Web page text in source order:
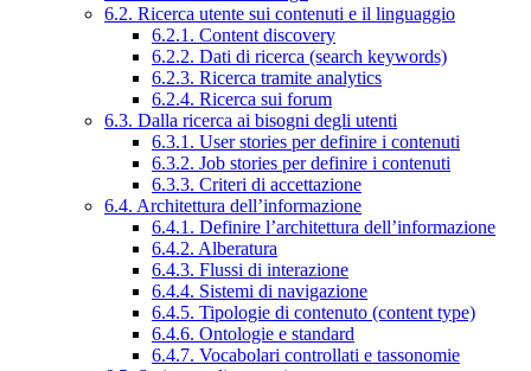
6.2. Ricerca utente sui contenuti e il linguaggio
6.2.1. Content discovery
6.2.2. Dati di ricerca (search keywords)
6.2.3. Ricerca tramite analytics
6.2.4. Ricerca sui forum
6.3. Dalla ricerca ai bisogni degli utenti
6.3.1. User stories per definire i contenuti
6.3.2. Job stories per definire i contenuti
6.3.3. Criteri di accettazione
6.4. Architettura dell’informazione
6.4.1. Definire l’architettura dell’informazione
6.4.2. Alberatura
6.4.3. Flussi di interazione
6.4.4. Sistemi di navigazione
6.4.5. Tipologie di contenuto (content type)
6.4.6. Ontologie e standard
6.4.7. Vocabolari controllati e tassonomie